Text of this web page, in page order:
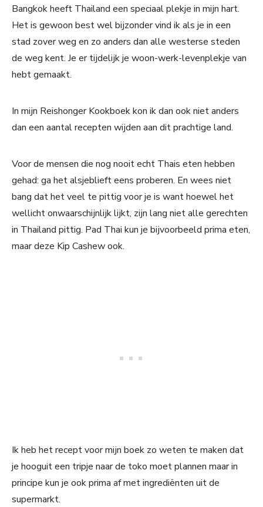
Bangkok heeft Thailand een speciaal plekje in mijn hart.
Het is gewoon best wel bijzonder vind ik als je in een
stad zover weg en zo anders dan alle westerse steden
de weg kent. Je er tijdelijk je woon-werk-levenplekje van
hebt gemaakt.
In mijn Reishonger Kookboek kon ik dan ook niet anders
dan een aantal recepten wijden aan dit prachtige land.
Voor de mensen die nog nooit echt Thais eten hebben
gehad: ga het alsjeblieft eens proberen. En wees niet
bang dat het veel te pittig voor je is want hoewel het
wellicht onwaarschijnlijk lijkt, zijn lang niet alle gerechten
in Thailand pittig. Pad Thai kun je bijvoorbeeld prima eten,
maar deze Kip Cashew ook.
Ik heb het recept voor mijn boek zo weten te maken dat
je hooguit een tripje naar de toko moet plannen maar in
principe kun je ook prima af met ingrediënten uit de
supermarkt.